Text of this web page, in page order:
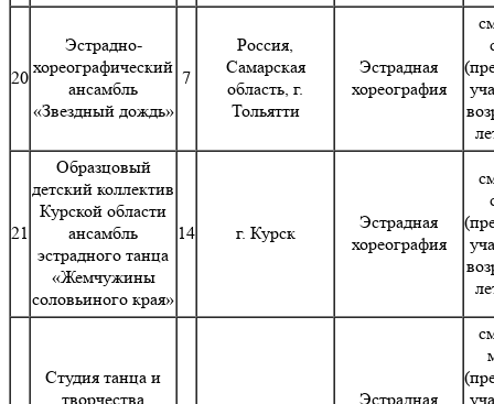
20
Эстрадно-
хореографический
ансамбль
«Звездный дождь»
7
Россия,
Самарская
область, г.
Тольятти
Эстрадная
хореография
21
Образцовый
детский коллектив
Курской области
ансамбль
эстрадного танца
«Жемчужины
соловьиного края»
14 г. Курск
Эстрадная
хореография
Студия танца и
творчества
Эстрадная